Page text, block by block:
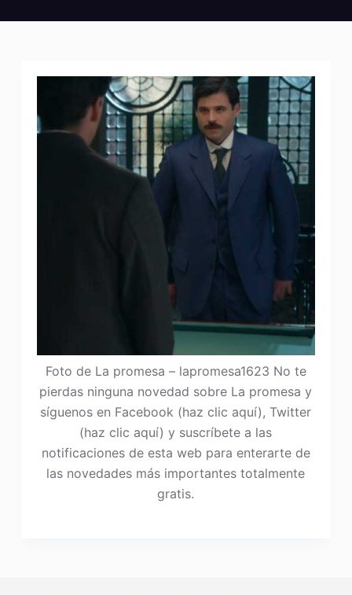
Foto de La promesa – lapromesa1623 No te
pierdas ninguna novedad sobre La promesa y
síguenos en Facebook (haz clic aquí), Twitter
(haz clic aquí) y suscríbete a las
notificaciones de esta web para enterarte de
las novedades más importantes totalmente
gratis.